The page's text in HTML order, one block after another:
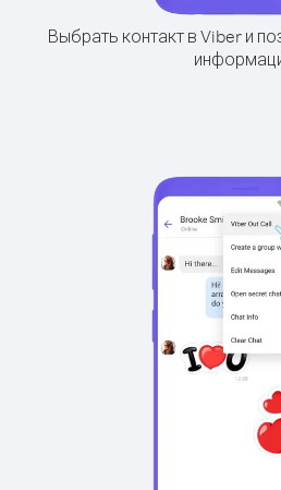
Выбрать контакт в Viber и